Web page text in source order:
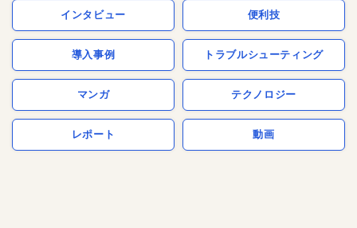
インタビュー 便利技
導入事例 トラブルシューティング
マンガ テクノロジー
レポート 動画